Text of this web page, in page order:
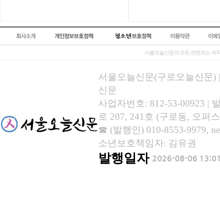
서울오늘신문의 모든 컨텐츠는 저
서울오늘신문(구로오늘신문)
신문
사업자번호: 812-53-00923 |
로 207, 241호 (구로동, 오퍼
☎ (발행인) 010-8553-9979,
소년보호책임자: 김유권
발행일자